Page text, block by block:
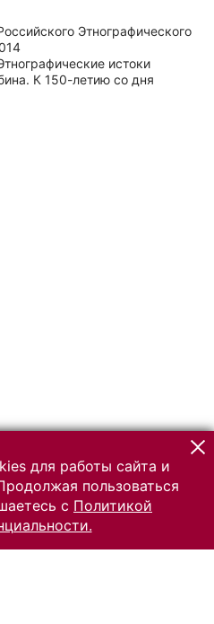
Этнографического
истоки
К 150-летию со дня
для работы сайта и
пользоваться
с Политикой